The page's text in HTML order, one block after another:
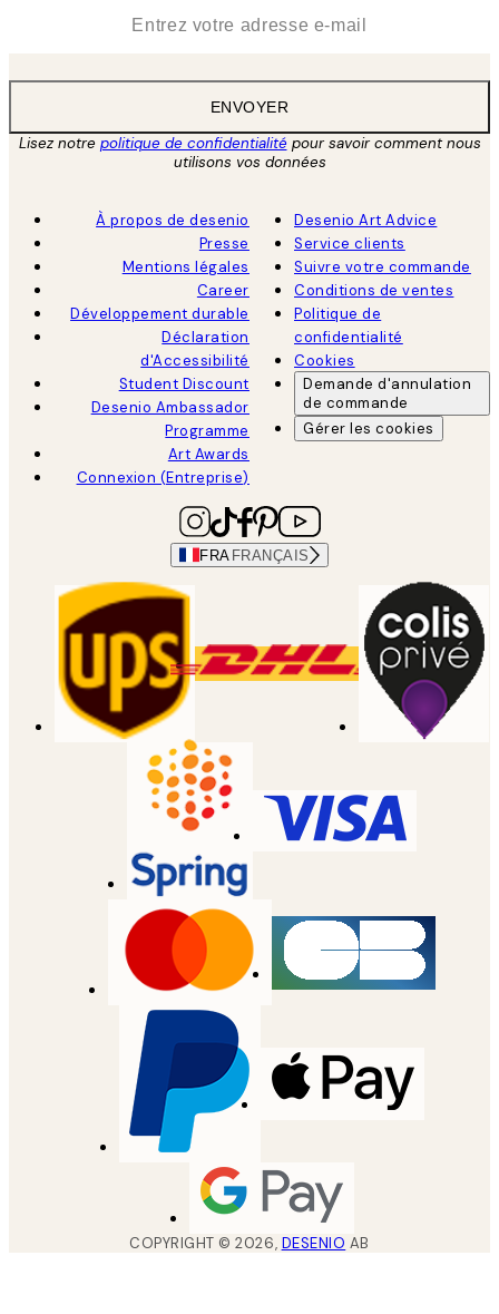
ENVOYER
Lisez notre politique de confidentialitépour savoir comment nous
utilisons vos données
À propos de desenio
Presse
Mentions légales
Career
Développement durable
Déclaration
d'Accessibilité
Student Discount
Desenio Ambassador
Programme
Art Awards
Connexion (Entreprise)
Desenio Art Advice
Service clients
Suivre votre commande
Conditions de ventes
Politique de
confidentialité
Cookies
Demande d'annulation
de commande
Gérer les cookies
FRA FRANÇAIS
COPYRIGHT ©2026, DESENIO AB